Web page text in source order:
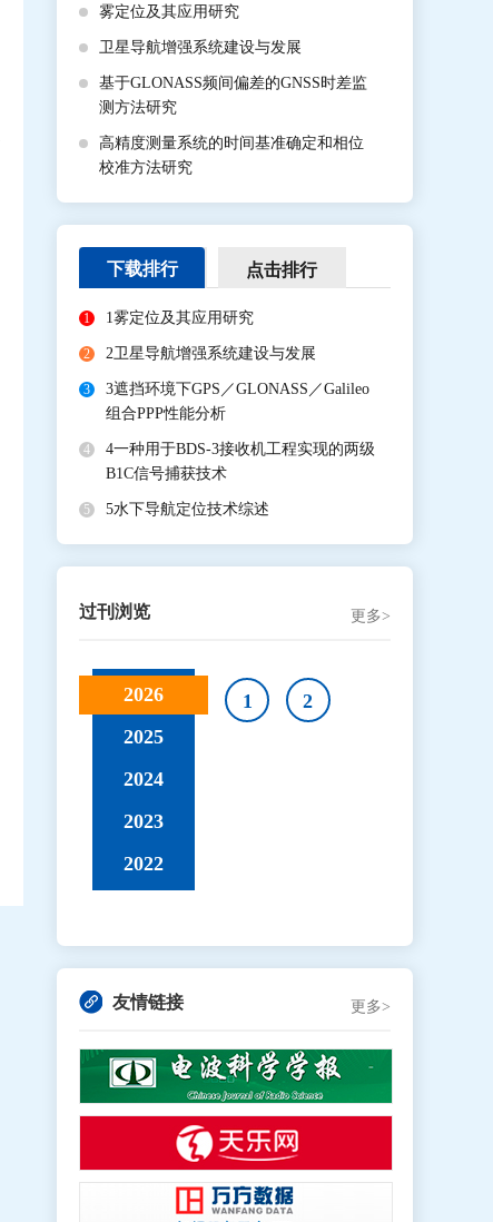
雾定位及其应用研究
卫星导航增强系统建设与发展
基于GLONASS频间偏差的GNSS时差监
测方法研究
高精度测量系统的时间基准确定和相位
校准方法研究
下载排行 点击排行
1 1雾定位及其应用研究
2 2卫星导航增强系统建设与发展
3 3遮挡环境下GPS／GLONASS／Galileo
组合PPP性能分析
4 4一种用于BDS-3接收机工程实现的两级
B1C信号捕获技术
5 5水下导航定位技术综述
过刊浏览 更多>
2026
2025
2024
2023
2022
1 2
友情链接 更多>